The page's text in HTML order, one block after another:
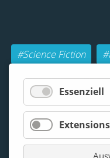
#Science Fiction
#Autoren
#Buch-
Essenziell
Extensions